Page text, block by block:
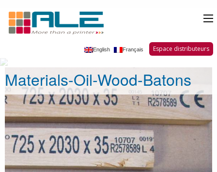
English Français Espace distributeurs
Materials-Oil-Wood-Batons